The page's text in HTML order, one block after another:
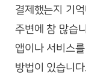
결제했는지 기
주변에 참 많습
앱이나 서비스
방법이 있습니